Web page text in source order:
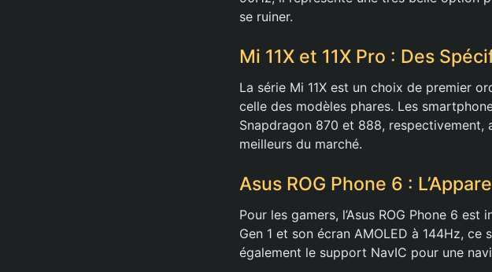
se ruiner.
Mi 11X et 11X Pro : Des
La série Mi 11X est un choix de premier
celle des modèles phares. Les
Snapdragon 870 et 888,
meilleurs du marché.
Asus ROG Phone 6 :
Pour les gamers, l’Asus ROG Phone 6
Gen 1 et son écran AMOLED à 144Hz,
également le support NavIC pour une